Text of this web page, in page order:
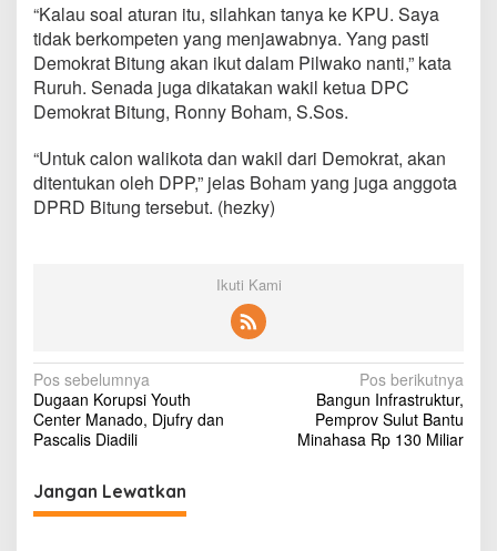
“Kalau soal aturan itu, silahkan tanya ke KPU. Saya
tidak berkompeten yang menjawabnya. Yang pasti
Demokrat Bitung akan ikut dalam Pilwako nanti,” kata
Ruruh. Senada juga dikatakan wakil ketua DPC
Demokrat Bitung, Ronny Boham, S.Sos.
“Untuk calon walikota dan wakil dari Demokrat, akan
ditentukan oleh DPP,” jelas Boham yang juga anggota
DPRD Bitung tersebut. (hezky)
Ikuti Kami
N
a
v
i
g
Pos sebelumnya
Dugaan Korupsi Youth
Center Manado, Djufry dan
Pascalis Diadili
Pos berikutnya
Bangun Infrastruktur,
Pemprov Sulut Bantu
Minahasa Rp 130 Miliar
Jangan Lewatkan